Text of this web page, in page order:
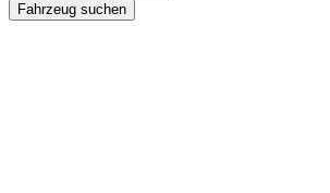
Fahrzeug suchen